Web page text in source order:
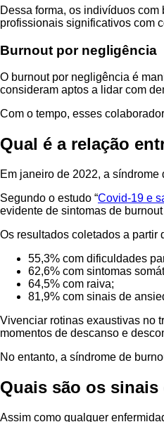
Dessa forma, os indivíduos
profissionais significativos com
Burnout por negligência
O burnout por negligência é
consideram aptos a lidar com
Com o tempo, esses
Qual é a relação
Em janeiro de 2022, a
Segundo o estudo “Covid-19 e
evidente de sintomas de
Os resultados coletados a partir
55,3% com dificuldades
62,6% com sintomas
64,5% com raiva;
81,9% com sinais de
Vivenciar rotinas exaustivas no
momentos de descanso e
No entanto, a síndrome de
Quais são os
Assim como qualquer